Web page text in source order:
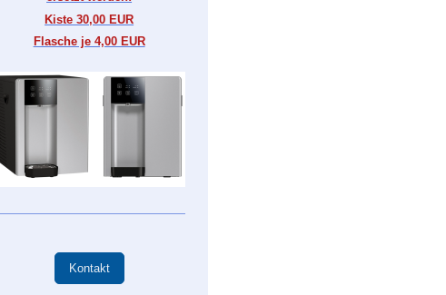
Kiste 30,00 EUR
Flasche je 4,00 EUR
Kontakt